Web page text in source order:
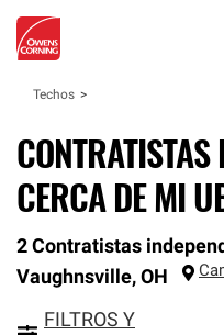
Techos
CONTRATISTAS
CERCA DE MI
2 Contratistas
Vaughnsville, OH
FILTROS Y